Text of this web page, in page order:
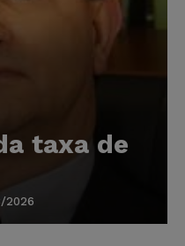
taxa de
2026